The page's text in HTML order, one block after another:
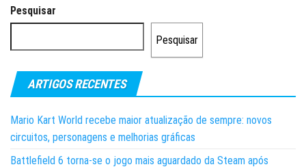
Pesquisar
Pesquisar
ARTIGOS RECENTES
Mario Kart World recebe maior atualização de sempre: novos
circuitos, personagens e melhorias gráficas
Battlefield 6 torna-se o jogo mais aguardado da Steam após